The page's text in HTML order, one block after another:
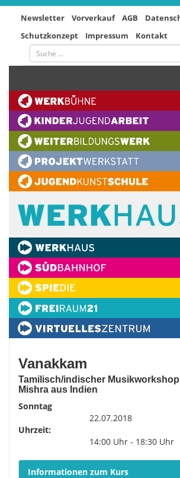
Newsletter Vorverkauf AGB
Schutzkonzept
Impressum Kontakt
Vanakkam
Tamilisch/indischer
Mishra aus Indien
Sonntag
22.07.2018
Uhrzeit:
14:00 Uhr - 18:30 Uhr
Informationen zum Kurs